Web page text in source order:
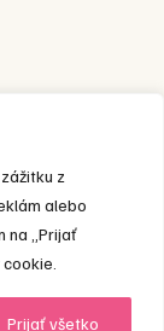
z
alebo
na „Prijať
Prijať všetko